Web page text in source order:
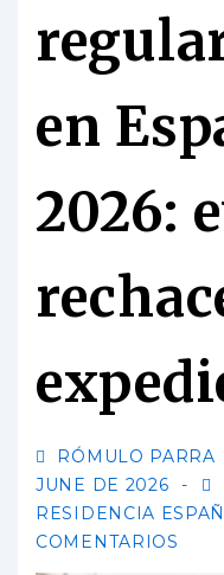
en
2026:
RÓMULO PARRA
JUNE DE 2026
RESIDENCIA
COMENTARIOS